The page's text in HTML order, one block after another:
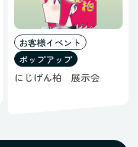
お客様イベント
ポップアップ
にじげん柏 展示会